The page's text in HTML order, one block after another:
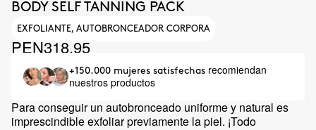
BODY SELF TANNING PACK
EXFOLIANTE, AUTOBRONCEADOR CORPORA
PEN318.95
+150.000 mujeres satisfechas recomiendan
nuestros productos
Para conseguir un autobronceado uniforme y natural es
imprescindible exfoliar previamente la piel. ¡Todo